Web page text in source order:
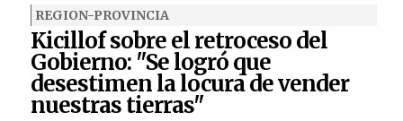
REGION-PROVINCIA
Kicillof sobre el retroceso del
Gobierno: "Se logró que
desestimen la locura de vender
nuestras tierras"